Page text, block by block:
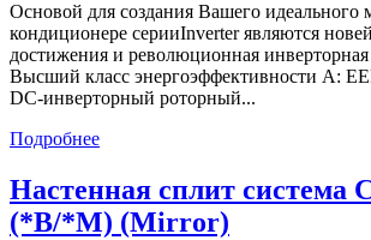
Основой для создания Вашего идеального
кондиционере серииInverter являются
достижения и революционная инверторная
Высший класс энергоэффективности А:
DC-инверторный роторный...
Подробнее
Настенная сплит система
(*B/*M) (Mirror)